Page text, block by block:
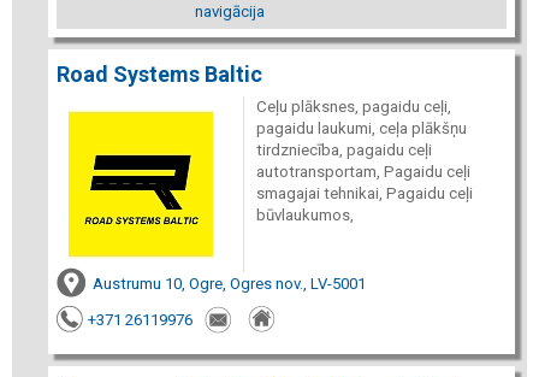
navigācija
Road Systems Baltic
Ceļu plāksnes, pagaidu ceļi,
pagaidu laukumi, ceļa plākšņu
tirdzniecība, pagaidu ceļi
autotransportam, Pagaidu ceļi
smagajai tehnikai, Pagaidu ceļi
būvlaukumos,
Austrumu 10, Ogre, Ogres nov., LV-5001
+371 26119976